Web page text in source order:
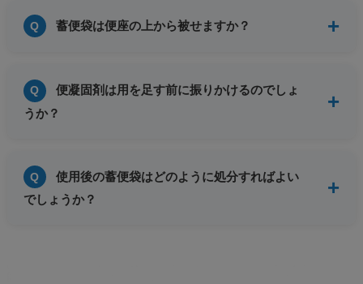
蓄便袋は便座の上から被せますか？
便凝固剤は用を足す前に振りかけるのでしょ
うか？
使用後の蓄便袋はどのように処分すればよい
でしょうか？